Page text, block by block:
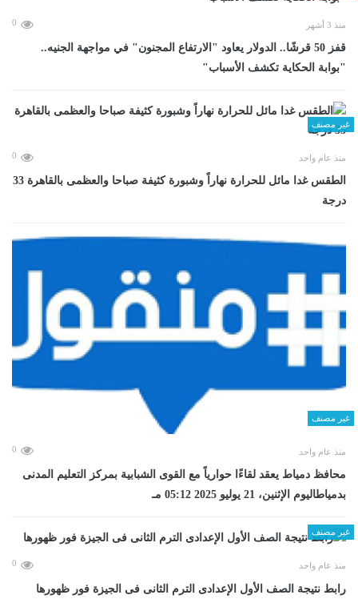
منذ 3 أشهر 0
قفز 50 قرشًا.. الدولار يعاود "الارتفاع المجنون" في مواجهة الجنيه..
"بوابة الحكاية تكشف الأسباب"
غير مصنف
منذ عام واحد 0
الطقس غدا مائل للحرارة نهاراً وشبورة كثيفة صباحا والعظمى بالقاهرة 33
درجة
غير مصنف
منذ عام واحد 0
محافظ دمياط يعقد لقاءًا حوارياً مع القوى الشبابية بمركز التعليم المدنى
بدمياطاليوم الإثنين، 21 يوليو 2025 05:12 مـ
غير مصنف
منذ عام واحد 0
رابط نتيجة الصف الأول الإعدادى الترم الثانى فى الجيزة فور ظهورها